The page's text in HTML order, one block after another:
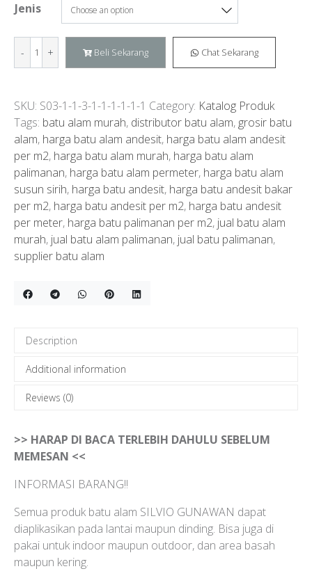
Jenis
(Random)
Monster
Stone
quantity
Beli Sekarang Chat Sekarang
SKU: S03-1-1-3-1-1-1-1-1-1 Category: Katalog Produk
Tags: batu alam murah, distributor batu alam,grosir batu
alam, harga batu alam andesit, harga batu alam andesit
per m2, harga batu alam murah, harga batu alam
palimanan, harga batu alam permeter, harga batu alam
susun sirih, harga batu andesit, harga batu andesit bakar
per m2, harga batu andesit per m2, harga batu andesit
per meter, harga batu palimanan per m2, jual batu alam
murah, jual batu alam palimanan, jual batu palimanan,
supplier batu alam
Description
Additional information
Reviews (0)
>> HARAP DI BACA TERLEBIH DAHULU SEBELUM
MEMESAN <<
INFORMASI BARANG!!
Semua produk batu alam SILVIO GUNAWAN dapat
diaplikasikan pada lantai maupun dinding. Bisa juga di
pakai untuk indoor maupun outdoor, dan area basah
maupun kering.